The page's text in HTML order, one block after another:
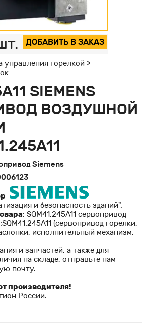
ДОБАВИТЬ В ЗАКАЗ
управления горелкой >
SIEMENS
ВОЗДУШНОЙ
Siemens
и безопасность зданий".
: SQM41.245A11 сервопривод
(cервопривод горелки,
исполнительный механизм,
и запчастей, а также для
на складе, отправьте нам
почту.
производителя!
России.